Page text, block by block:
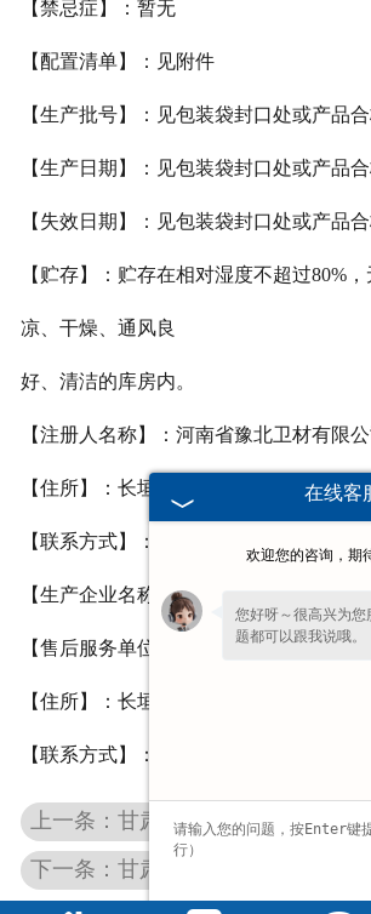
【禁忌症】：暂无
【配置清单】：见附件
【生产批号】：见包装袋封口处或产品
【生产日期】：见包装袋封口处或产品
【失效日期】：见包装袋封口处或产品
【贮存】：贮存在相对湿度不超过80%
凉、干燥、通风良
好、清洁的库房内。
【注册人名称】：河南省豫北卫材有限公
【住所】：长垣县蒲东工业园区
【联系方式】：0373-8816227/8816226
【生产企业名称】：河南省豫北卫材有限
【售后服务单位】：河南省豫北卫材有限
【住所】：长垣县蒲东工业园区
【联系方式】：0373-8816227/8816226
上一条：甘肃自粘式伤口护贴
下一条：甘肃易折式碘伏棉签
在线客
欢迎您的咨询，期
您好呀～很高兴为您
题都可以跟我说哦。